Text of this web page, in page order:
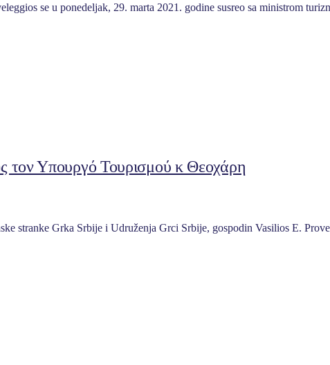
se u ponedeljak, 29. marta 2021. godine susreo sa ministrom
τον Υπουργό Τουρισμού κ Θεοχάρη
stranke Grka Srbije i Udruženja Grci Srbije, gospodin Vasilios E.